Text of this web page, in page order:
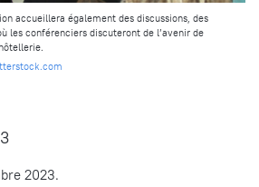
accueillera également des discussions, des
les conférenciers discuteront de l’avenir de
2023.